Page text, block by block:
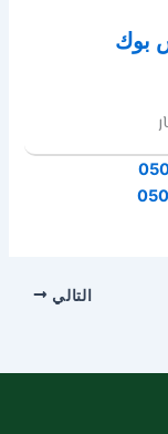
بوك
التالي